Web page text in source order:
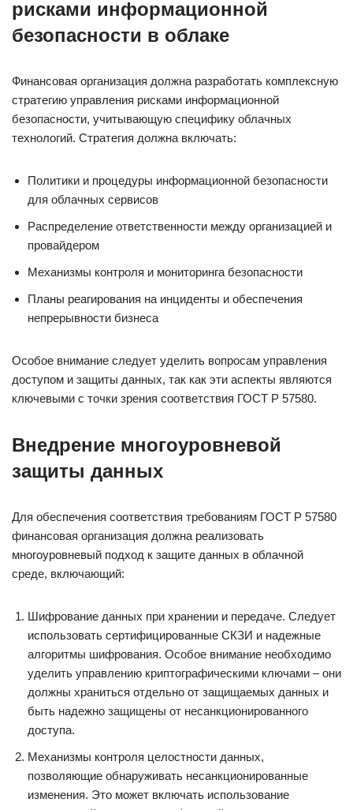
рисками информационной
безопасности в облаке
Финансовая организация должна разработать комплексную
стратегию управления рисками информационной
безопасности, учитывающую специфику облачных
технологий. Стратегия должна включать:
Политики и процедуры информационной безопасности
для облачных сервисов
Распределение ответственности между организацией и
провайдером
Механизмы контроля и мониторинга безопасности
Планы реагирования на инциденты и обеспечения
непрерывности бизнеса
Особое внимание следует уделить вопросам управления
доступом и защиты данных, так как эти аспекты являются
ключевыми с точки зрения соответствия ГОСТ Р 57580.
Внедрение многоуровневой
защиты данных
Для обеспечения соответствия требованиям ГОСТ Р 57580
финансовая организация должна реализовать
многоуровневый подход к защите данных в облачной
среде, включающий:
Шифрование данных при хранении и передаче. Следует
использовать сертифицированные СКЗИ и надежные
алгоритмы шифрования. Особое внимание необходимо
уделить управлению криптографическими ключами – они
должны храниться отдельно от защищаемых данных и
быть надежно защищены от несанкционированного
доступа.
Механизмы контроля целостности данных,
позволяющие обнаруживать несанкционированные
изменения. Это может включать использование